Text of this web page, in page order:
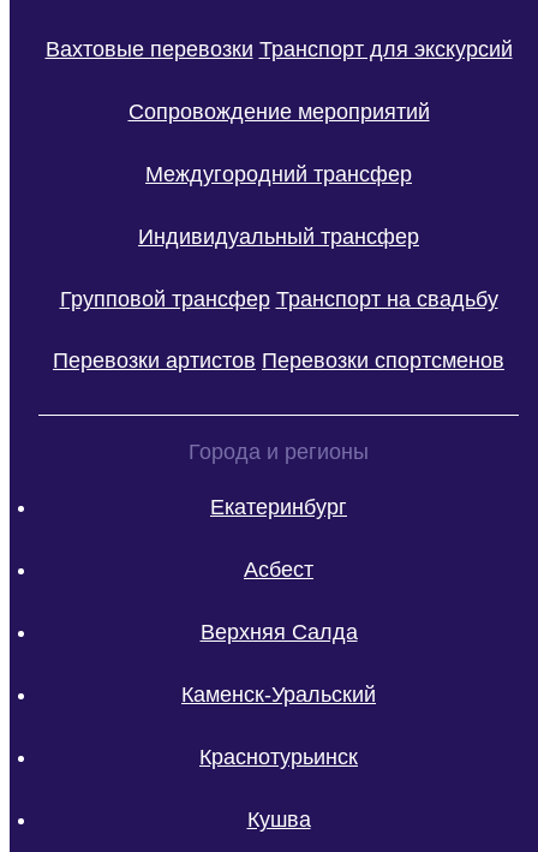
Вахтовые перевозки Транспорт для экскурсий
Сопровождение мероприятий
Междугородний трансфер
Индивидуальный трансфер
Групповой трансфер Транспорт на свадьбу
Перевозки артистов Перевозки спортсменов
Города и регионы
Екатеринбург
Асбест
Верхняя Салда
Каменск-Уральский
Краснотурьинск
Кушва